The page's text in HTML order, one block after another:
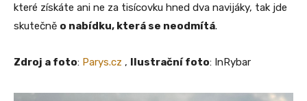
které získáte ani ne za tisícovku hned dva navijáky, tak jde
skutečně o nabídku, která se neodmítá.
Zdroj a foto: Parys.cz , Ilustrační foto: InRybar